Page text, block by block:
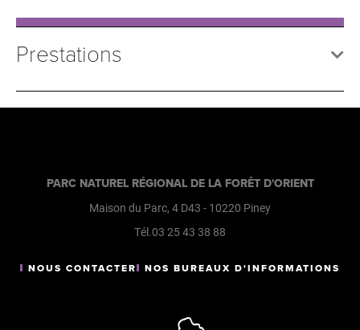
Tarif
47€
Tarif menu
31,50€
Prestations
Services
PARC NATUREL RÉGIONAL DE LA FORÊT D'ORIENT
Maison du Parc, 4 D43 - 10220 Piney
Tél.03 25 43 38 88
NOUS CONTACTER NOS BUREAUX D'INFORMATIONS